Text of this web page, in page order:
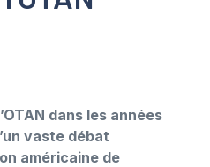
dans les années
vaste débat
américaine de